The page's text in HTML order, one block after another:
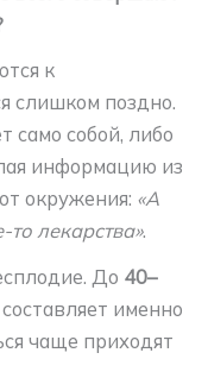
к
слишком поздно.
само собой, либо
информацию из
окружения: «А
то лекарства».
До 40–
именно
чаще приходят